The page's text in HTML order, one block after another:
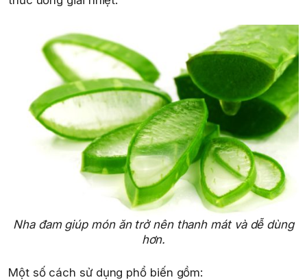
Nha đam giúp món ăn trở nên thanh mát và dễ dùng
hơn.
Một số cách sử dụng phổ biến gồm: